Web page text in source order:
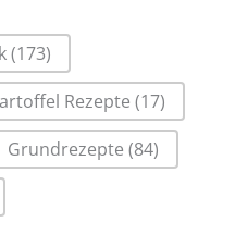
(173)
Rezepte (17)
Grundrezepte (84)